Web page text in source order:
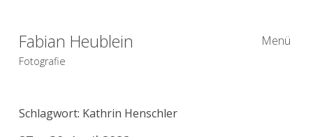
Fabian Heublein
Fotografie
Menü
Schlagwort: Kathrin Henschler